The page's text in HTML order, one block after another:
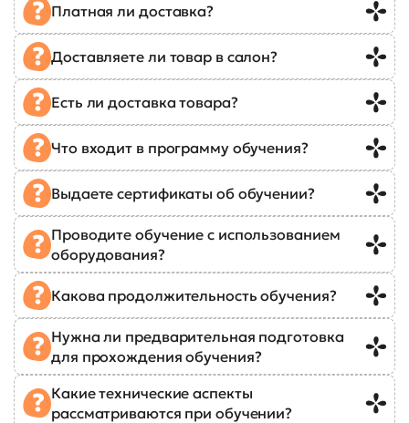
Платная ли доставка?
Доставляете ли товар в салон?
Есть ли доставка товара?
Что входит в программу обучения?
Выдаете сертификаты об обучении?
Проводите обучение с использованием
оборудования?
Какова продолжительность обучения?
Нужна ли предварительная подготовка
для прохождения обучения?
Какие технические аспекты
рассматриваются при обучении?